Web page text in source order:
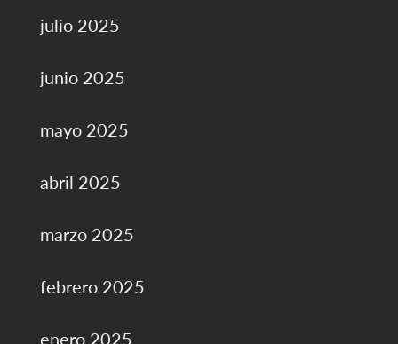
julio 2025
junio 2025
mayo 2025
abril 2025
marzo 2025
febrero 2025
enero 2025